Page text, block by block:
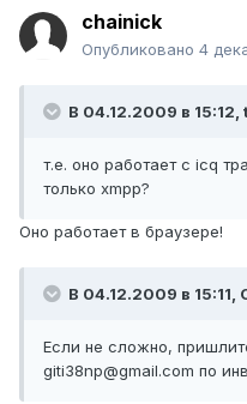
chainick
Опубликовано 4
В 04.12.2009 в 15:12,
т.е. оно работает с icq
только xmpp?
Оно работает в браузере!
В 04.12.2009 в 15:11,
Если не сложно,
giti38np@gmail.com по